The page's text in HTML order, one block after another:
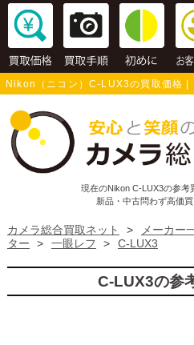
Nikon（ニコン）C-LUX3の買取価格 |
現在のNikon C-LUX3の参考
新品・中古問わず高価買
カメラ総合買取ネット > メーカー
ター
> 一眼レフ > C-LUX3
C-LUX3の参